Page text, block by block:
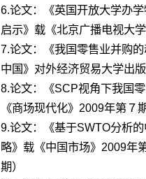
6.论文：《英国开放大学办
启示》载《北京广播电视大
7.论文：《我国零售业并购
中国》对外经济贸易大学出
8.论文：《SCP视角下我国
《商场现代化》2009年第７
9.论文：《基于SWTO分析
略》载《中国市场》2009年
期）